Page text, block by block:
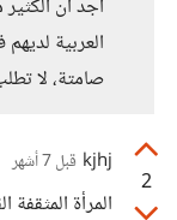
أجد أن
العربية
صامتة، لا
2
kjhj قبل 7 أشهر
المرأة